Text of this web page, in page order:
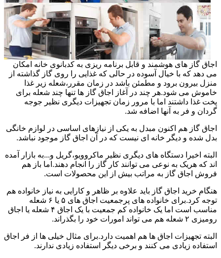
اجاق گاز های هوشمند و قابل برنامه ریزی به کدبانوی خانه امکان
می دهد که با خیال آسوده در حالی که غذایی را روی گاز گذاشته از
منزل بیرون برود و مطمئن باشد در زمان مقرر،شعله زیر غذا
خاموش می شود.هر چند در آغاز اجاق گاز ها تنها چند شعله برای
پخت غذا داشتند اما با مرور زمان تجهیزات دیگری نظیر جوجه
گردان و فر به آنها اضافه شد.
اجاق گاز هم اکنون مبدل به یکی از نیازهای اساسی در لوازم خانگی
بدل شده و دیگر خانه ای نیست که در آن اجاق گاز موجود نباشد.
البته اخیرا دستگاه های دیگری نظیر ماکروویو،گریل و...به بازار آمده
اند که هریک به نوعی می توانند کار گاز را انجام دهند.اما باز هم
فروش اجاق گاز به مراتب بیش از این محصولات است.
هنگام خرید اجاق گاز باید علاوه بر ظاهر و کارایی به نیاز خانواده هم
توجه کرد.برای خانواده های پرجمعیت اجاق های ۵ یا ۶ شعله
مناسب است اما یک خانواده کم جمعیت با یک اجاق ۴ شعله یا اجاق
رومیزی ۲ شعله هم می تواند امورات خود را بگذراند.
البته تجهیزات اجاق ها هم اهمیت دارد.برای مثال خیلی ها از فر اجاق
استفاده زیادی می کنند و برخی دیگر استفاده زیادی ندارند.